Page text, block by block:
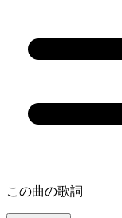
この曲の歌詞